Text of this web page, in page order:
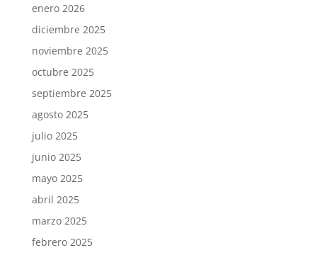
enero 2026
diciembre 2025
noviembre 2025
octubre 2025
septiembre 2025
agosto 2025
julio 2025
junio 2025
mayo 2025
abril 2025
marzo 2025
febrero 2025